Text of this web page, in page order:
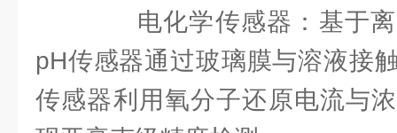
电化学传感器：基于离
pH传感器通过玻璃膜与溶液接
传感器利用氧分子还原电流与